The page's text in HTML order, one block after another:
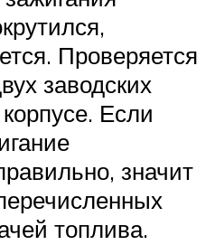
Проверяется
заводских
Если
значит
топлива.